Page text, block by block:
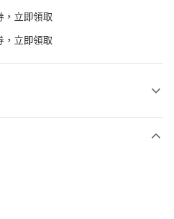
，立即領取
，立即領取